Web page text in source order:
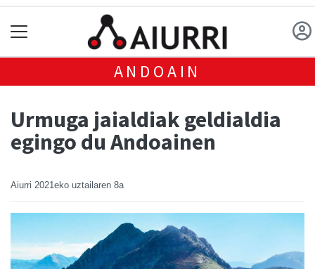
ANDOAIN
Urmuga jaialdiak geldialdia
egingo du Andoainen
Aiurri 2021eko uztailaren 8a